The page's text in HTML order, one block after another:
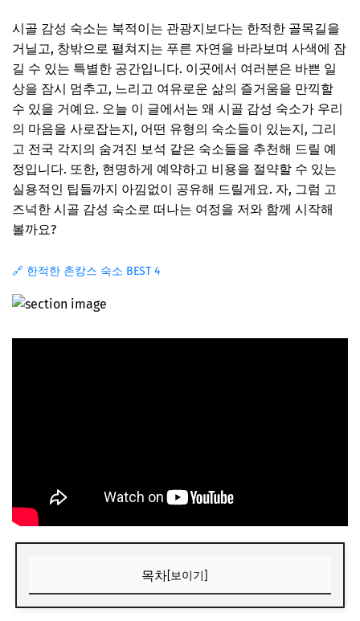
시골 감성 숙소는 북적이는 관광지보다는 한적한 골목길을
거닐고, 창밖으로 펼쳐지는 푸른 자연을 바라보며 사색에 잠
길 수 있는 특별한 공간입니다. 이곳에서 여러분은 바쁜 일
상을 잠시 멈추고, 느리고 여유로운 삶의 즐거움을 만끽할
수 있을 거예요. 오늘 이 글에서는 왜 시골 감성 숙소가 우리
의 마음을 사로잡는지, 어떤 유형의 숙소들이 있는지, 그리
고 전국 각지의 숨겨진 보석 같은 숙소들을 추천해 드릴 예
정입니다. 또한, 현명하게 예약하고 비용을 절약할 수 있는
실용적인 팁들까지 아낌없이 공유해 드릴게요. 자, 그럼 고
즈넉한 시골 감성 숙소로 떠나는 여정을 저와 함께 시작해
볼까요?
🔗 한적한 촌캉스 숙소 BEST 4
목차[보이기]